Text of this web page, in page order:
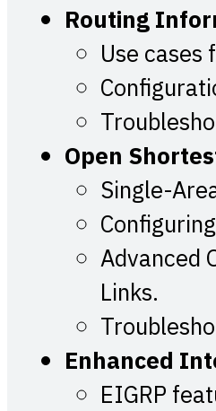
Routing
Use
Open
Single-
Advanced
Links.
Enhanced
EIGRP